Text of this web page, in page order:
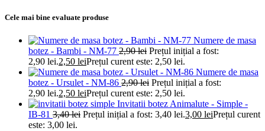
Cele mai bine evaluate produse
Numere de masa
botez - Bambi - NM-77 2,90lei Prețul inițial a fost:
2,90 lei.2,50 leiPrețul curent este: 2,50 lei.
Numere de masa
botez - Ursulet - NM-86 2,90lei Prețul inițial a fost:
2,90 lei.2,50 leiPrețul curent este: 2,50 lei.
Invitatii botez Animalute - Simple -
IB-81 3,40lei Prețul inițial a fost: 3,40 lei.3,00 leiPrețul curent
este: 3,00 lei.